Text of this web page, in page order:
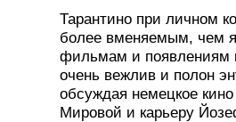
Тарантино при личном
более вменяемым, чем
фильмам и появлениям
очень вежлив и полон
обсуждая немецкое
Мировой и карьеру